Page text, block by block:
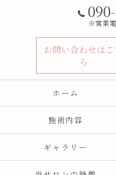
※営業
お問い合わせはこ
ら
ホーム
施術内容
ギャラリー